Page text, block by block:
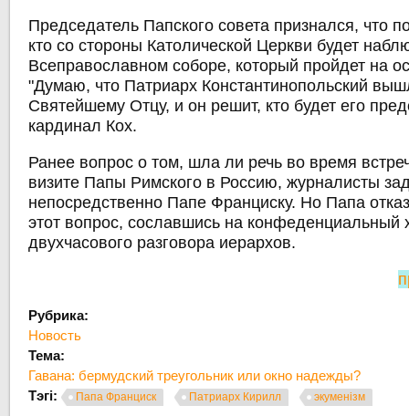
Председатель Папского совета признался, что
кто со стороны Католической Церкви будет
Всеправославном соборе, который пройдет на
"Думаю, что Патриарх Константинопольский
Святейшему Отцу, и он решит, кто будет его
кардинал Кох.
Ранее вопрос о том, шла ли речь во время
визите Папы Римского в Россию, журналисты
непосредственно Папе Франциску. Но Папа
этот вопрос, сославшись на конфеденциальный
двухчасового разговора иерархов.
Рубрика:
Новость
Тема:
Гавана: бермудский треугольник или окно надежды?
Тэгі:
Папа Франциск Патриарх Кирилл экуменізм